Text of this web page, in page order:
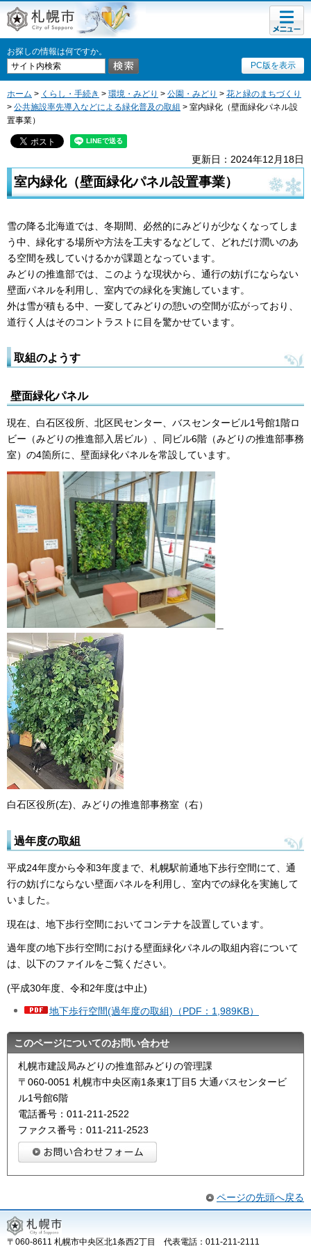
札幌市
お探しの情報は何ですか。
PC版を表示
メニュ
ー
ホーム > くらし・手続き > 環境・みどり > 公園・みどり > 花と緑のまちづくり
> 公共施設率先導入などによる緑化普及の取組 > 室内緑化（壁面緑化パネル設
置事業）
更新日：2024年12月18日
室内緑化（壁面緑化パネル設置事業）
雪の降る北海道では、冬期間、必然的にみどりが少なくなってしま
う中、緑化する場所や方法を工夫するなどして、どれだけ潤いのあ
る空間を残していけるかが課題となっています。
みどりの推進部では、このような現状から、通行の妨げにならない
壁面パネルを利用し、室内での緑化を実施しています。
外は雪が積もる中、一変してみどりの憩いの空間が広がっており、
道行く人はそのコントラストに目を驚かせています。
取組のようす
壁面緑化パネル
現在、白石区役所、北区民センター、バスセンタービル1号館1階ロ
ビー（みどりの推進部入居ビル）、同ビル6階（みどりの推進部事務
室）の4箇所に、壁面緑化パネルを常設しています。
白石区役所(左)、みどりの推進部事務室（右）
過年度の取組
平成24年度から令和3年度まで、札幌駅前通地下歩行空間にて、通
行の妨げにならない壁面パネルを利用し、室内での緑化を実施して
いました。
現在は、地下歩行空間においてコンテナを設置しています。
過年度の地下歩行空間における壁面緑化パネルの取組内容について
は、以下のファイルをご覧ください。
(平成30年度、令和2年度は中止)
地下歩行空間(過年度の取組)（PDF：1,989KB）
このページについてのお問い合わせ
札幌市建設局みどりの推進部みどりの管理課
〒060-0051 札幌市中央区南1条東1丁目5 大通バスセンタービ
ル1号館6階
電話番号：011-211-2522
ファクス番号：011-211-2523
ページの先頭へ戻る
〒060-8611 札幌市中央区北1条西2丁目 代表電話：011-211-2111